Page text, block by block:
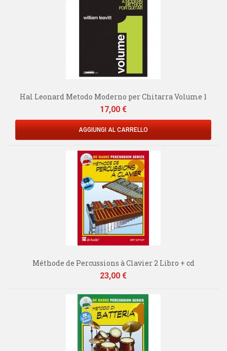
Hal Leonard Metodo Moderno per Chitarra Volume 1
Prezzo
17,00 €
AGGIUNGI AL CARRELLO
Méthode de Percussions à Clavier 2 Libro + cd
Prezzo
23,00 €